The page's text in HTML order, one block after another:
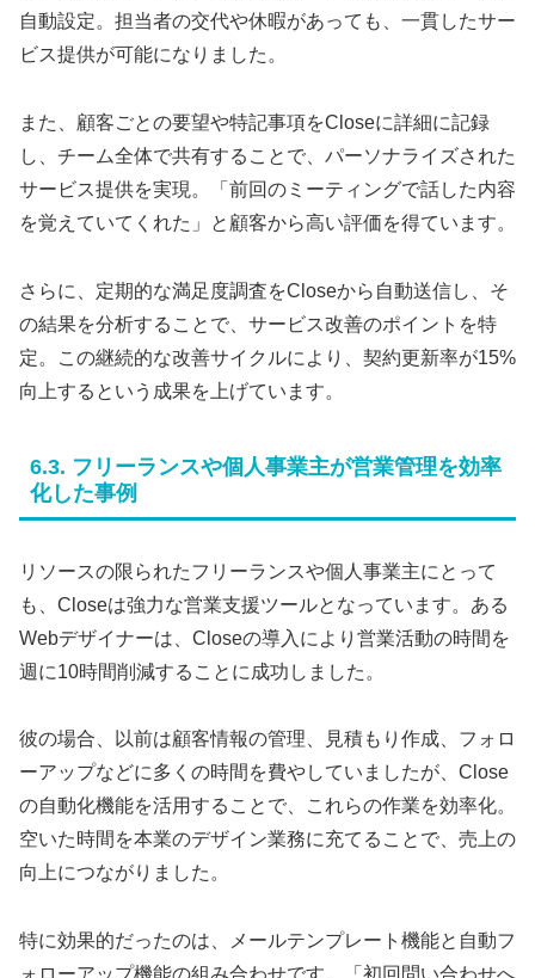
自動設定。担当者の交代や休暇があっても、一貫したサー
ビス提供が可能になりました。
また、顧客ごとの要望や特記事項をCloseに詳細に記録
し、チーム全体で共有することで、パーソナライズされた
サービス提供を実現。「前回のミーティングで話した内容
を覚えていてくれた」と顧客から高い評価を得ています。
さらに、定期的な満足度調査をCloseから自動送信し、そ
の結果を分析することで、サービス改善のポイントを特
定。この継続的な改善サイクルにより、契約更新率が15%
向上するという成果を上げています。
6.3. フリーランスや個人事業主が営業管理を効率
化した事例
リソースの限られたフリーランスや個人事業主にとって
も、Closeは強力な営業支援ツールとなっています。ある
Webデザイナーは、Closeの導入により営業活動の時間を
週に10時間削減することに成功しました。
彼の場合、以前は顧客情報の管理、見積もり作成、フォロ
ーアップなどに多くの時間を費やしていましたが、Close
の自動化機能を活用することで、これらの作業を効率化。
空いた時間を本業のデザイン業務に充てることで、売上の
向上につながりました。
特に効果的だったのは、メールテンプレート機能と自動フ